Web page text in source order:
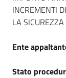
site
Seguici
INCREMENTI
LA
Ente
Stato